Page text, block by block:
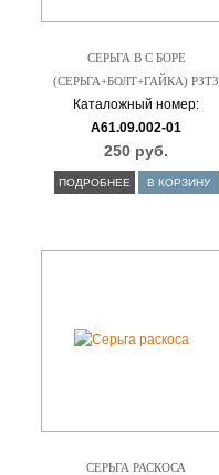
СЕРЬГА В С БОРЕ
(СЕРЬГА+БОЛТ+ГАЙКА) РЗТЗ
Каталожный номер:
А61.09.002-01
250 руб.
ПОДРОБНЕЕ В КОРЗИНУ
СЕРЬГА РАСКОСА